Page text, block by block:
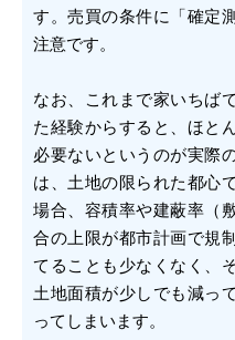
す。売買の条件に「確定
注意です。
なお、これまで家いちば
た経験からすると、ほと
必要ないというのが実際
は、土地の限られた都心
場合、容積率や建蔽率（
合の上限が都市計画で規
てることも少なくなく、
土地面積が少しでも減っ
ってしまいます。